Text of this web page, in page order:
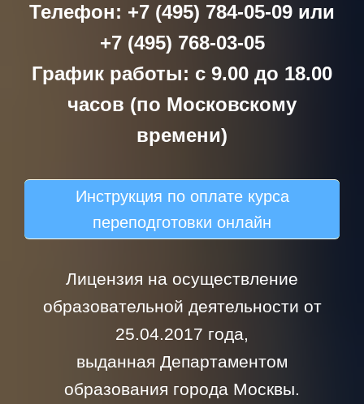
Телефон: +7 (495) 784-05-09 или
+7 (495) 768-03-05
График работы: с 9.00 до 18.00
часов (по Московскому
времени)
Инструкция по оплате курса
переподготовки онлайн
Лицензия на осуществление
образовательной деятельности от
25.04.2017 года,
выданная Департаментом
образования города Москвы.